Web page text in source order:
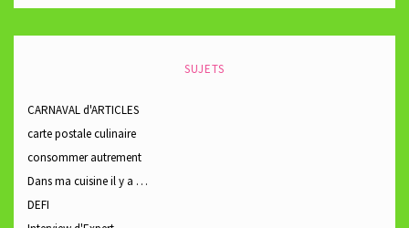
SUJETS
CARNAVAL d'ARTICLES
carte postale culinaire
consommer autrement
Dans ma cuisine il y a …
DEFI